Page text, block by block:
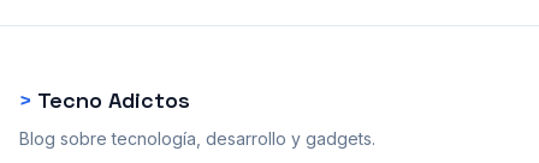
> Tecno Adictos
Blog sobre tecnología, desarrollo y gadgets.